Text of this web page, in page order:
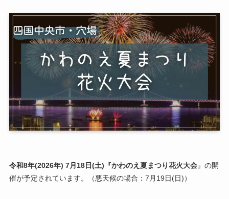
令和8年(2026年) 7月18日(土) 『かわのえ夏まつり花火大会』の開
催が予定されています。（悪天候の場合：7月19日(日)）